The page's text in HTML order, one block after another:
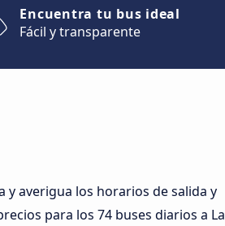
Encuentra tu bus ideal
Fácil y transparente
y averigua los horarios de salida y
para los 74 buses diarios a La